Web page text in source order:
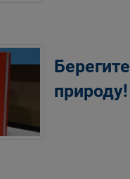
Берегите
природу!